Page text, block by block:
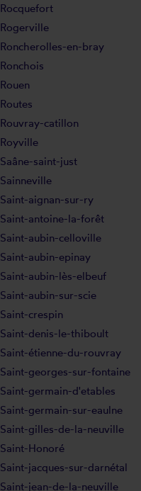
Rocquefort
Rogerville
Roncherolles-en-bray
Ronchois
Rouen
Routes
Rouvray-catillon
Royville
Saâne-saint-just
Sainneville
Saint-aignan-sur-ry
Saint-antoine-la-forêt
Saint-aubin-celloville
Saint-aubin-epinay
Saint-aubin-lès-elbeuf
Saint-aubin-sur-scie
Saint-crespin
Saint-denis-le-thiboult
Saint-étienne-du-rouvray
Saint-georges-sur-fontaine
Saint-germain-d'etables
Saint-germain-sur-eaulne
Saint-gilles-de-la-neuville
Saint-Honoré
Saint-jacques-sur-darnétal
Saint-jean-de-la-neuville